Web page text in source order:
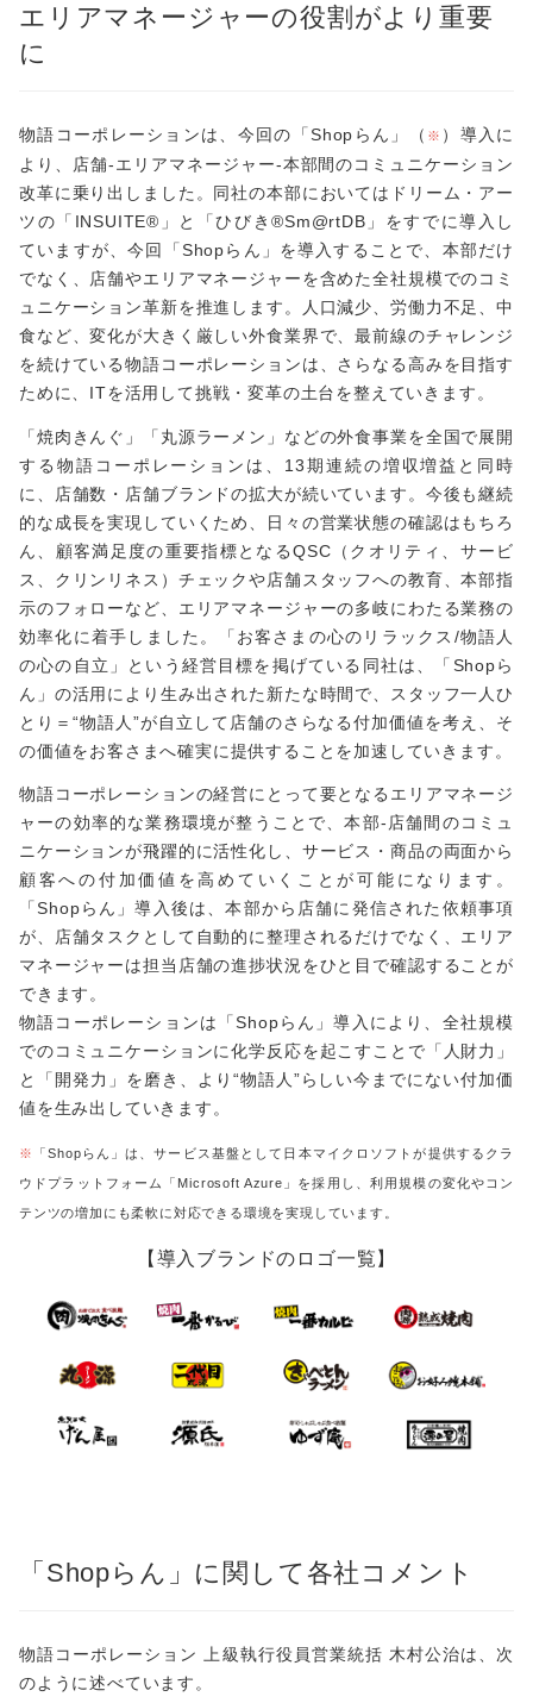
他の事例も見てみる
エリアマネージャーの役割がより重要
に
物語コーポレーションは、今回の「Shopらん」（ ※ ）導入に
より、店舗-エリアマネージャー-本部間のコミュニケーション
改革に乗り出しました。同社の本部においてはドリーム・アー
ツの「INSUITE®」と「ひびき®Sm@rtDB」をすでに導入し
ていますが、今回「Shopらん」を導入することで、本部だけ
でなく、店舗やエリアマネージャーを含めた全社規模でのコミ
ュニケーション革新を推進します。人口減少、労働力不足、中
食など、変化が大きく厳しい外食業界で、最前線のチャレンジ
を続けている物語コーポレーションは、さらなる高みを目指す
ために、ITを活用して挑戦・変革の土台を整えていきます。
「焼肉きんぐ」「丸源ラーメン」などの外食事業を全国で展開
する物語コーポレーションは、13期連続の増収増益と同時
に、店舗数・店舗ブランドの拡大が続いています。今後も継続
的な成長を実現していくため、日々の営業状態の確認はもちろ
ん、顧客満足度の重要指標となるQSC（クオリティ、サービ
ス、クリンリネス）チェックや店舗スタッフへの教育、本部指
示のフォローなど、エリアマネージャーの多岐にわたる業務の
効率化に着手しました。「お客さまの心のリラックス/物語人
の心の自立」という経営目標を掲げている同社は、「Shopら
ん」の活用により生み出された新たな時間で、スタッフ一人ひ
とり＝“物語人”が自立して店舗のさらなる付加価値を考え、そ
の価値をお客さまへ確実に提供することを加速していきます。
物語コーポレーションの経営にとって要となるエリアマネージ
ャーの効率的な業務環境が整うことで、本部-店舗間のコミュ
ニケーションが飛躍的に活性化し、サービス・商品の両面から
顧客への付加価値を高めていくことが可能になります。
「Shopらん」導入後は、本部から店舗に発信された依頼事項
が、店舗タスクとして自動的に整理されるだけでなく、エリア
マネージャーは担当店舗の進捗状況をひと目で確認することが
できます。
物語コーポレーションは「Shopらん」導入により、全社規模
でのコミュニケーションに化学反応を起こすことで「人財力」
と「開発力」を磨き、より“物語人”らしい今までにない付加価
値を生み出していきます。
※ 「Shopらん」は、サービス基盤として日本マイクロソフトが提供するクラ
ウドプラットフォーム「Microsoft Azure」を採用し、利用規模の変化やコン
テンツの増加にも柔軟に対応できる環境を実現しています。
【導入ブランドのロゴ一覧】
「Shopらん」に関して各社コメント
物語コーポレーション 上級執行役員営業統括 木村公治は、次
のように述べています。